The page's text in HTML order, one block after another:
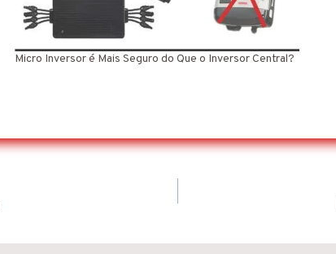
Micro Inversor é Mais Seguro do Que o Inversor Central?